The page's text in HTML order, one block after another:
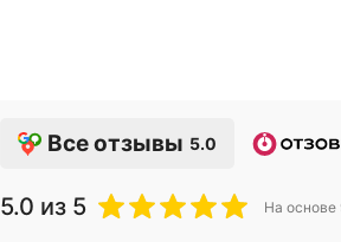
Все отзывы 5.0
5.0 из 5 На основе